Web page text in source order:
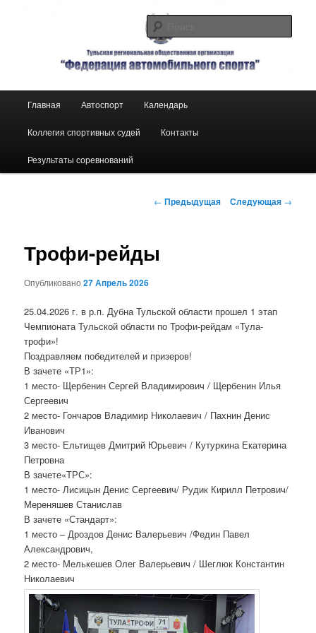
Тульская региональная
общественная организация
«Федерация автомобильного
спорта»
Перейти
к
основному
Главная Автоспорт Календарь
Коллегия спортивных судей Контакты
Результаты соревнований
Навигация
← Предыдущая Следующая →
Трофи-рейды
Опубликовано27 Апрель 2026
25.04.2026 г. в р.п. Дубна Тульской области прошел 1 этап
Чемпионата Тульской области по Трофи-рейдам «Тула-
трофи»!
Поздравляем победителей и призеров!
В зачете «ТР1»:
1 место- Щербенин Сергей Владимирович / Щербенин Илья
Сергеевич
2 место- Гончаров Владимир Николаевич / Пахнин Денис
Иванович
3 место- Ельтищев Дмитрий Юрьевич / Кутуркина Екатерина
Петровна
В зачете«ТРС»:
1 место- Лисицын Денис Сергеевич/ Рудик Кирилл Петрович/
Мереняшев Станислав
В зачете «Стандарт»:
1 место – Дроздов Денис Валерьевич /Федин Павел
Александрович,
2 место- Мелькешев Олег Валерьевич / Шеглюк Константин
Николаевич